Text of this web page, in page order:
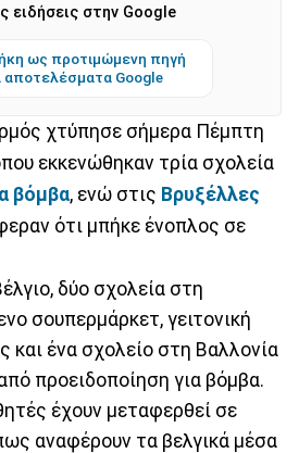
ειδήσεις στην Google
ως προτιμώμενη πηγή
αποτελέσματα Google
χτύπησε σήμερα Πέμπτη
εκκενώθηκαν τρία σχολεία
βόμβα, ενώ στις Βρυξέλλες
ότι μπήκε ένοπλος σε
δύο σχολεία στη
σουπερμάρκετ, γειτονική
και ένα σχολείο στη Βαλλονία
προειδοποίηση για βόμβα.
έχουν μεταφερθεί σε
αναφέρουν τα βελγικά μέσα